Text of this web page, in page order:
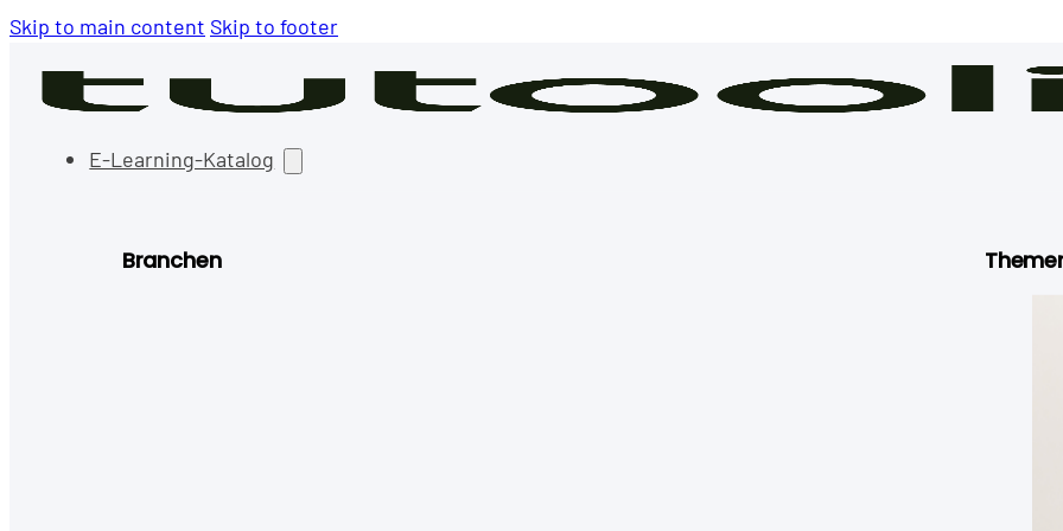
Skip to main content Skip to footer
E-Learning-Katalog
Branchen